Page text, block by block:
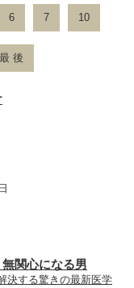
6 7 10
最 後
関心になる男
決する驚きの最新医学